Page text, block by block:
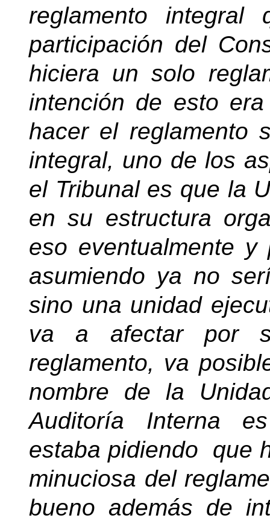
reglamento integral
participación del
hiciera un solo
intención de esto
hacer el reglamento
integral, uno de los
el Tribunal es que la
en su estructura
eso eventualmente
asumiendo ya no
sino una unidad
va a afectar por
reglamento, va
nombre de la
Auditoría Interna
estaba pidiendo que
minuciosa del
bueno además de